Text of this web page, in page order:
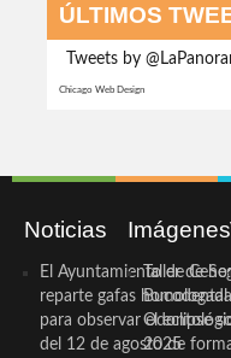
ÚLTIMOS
Tweets by
Chicago Web Design
Noticias
El Ayuntamiento de
reparte gafas
para observar el eclipse
del 12 de agosto de
Imágenes
Taller de
Bucodental
2025